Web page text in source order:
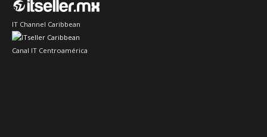
IT Channel Caribbean
Canal IT Centroamérica